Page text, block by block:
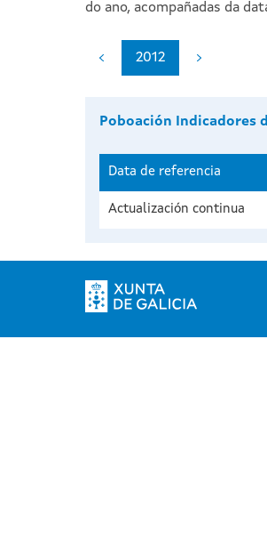
do ano, acompañadas da
2012
Poboación Indicadores
Data de referencia
Actualización continua